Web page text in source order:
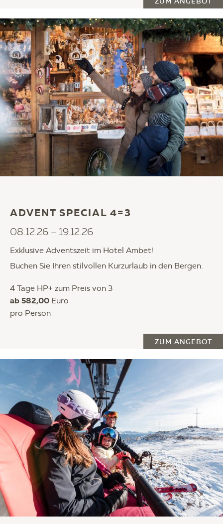
ADVENT SPECIAL 4=3
08.12.26 – 19.12.26
Exklusive Adventszeit im Hotel Ambet!
Buchen Sie Ihren stilvollen Kurzurlaub in den Bergen.
4 Tage HP+ zum Preis von 3
ab 582,00 Euro
pro Person
ZUM ANGEBOT